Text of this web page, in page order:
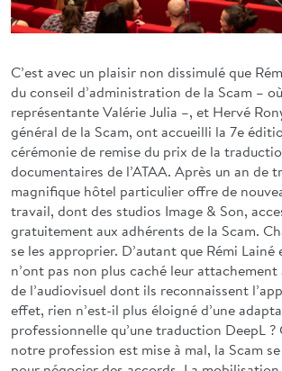
C’est avec un plaisir non dissimulé que
du conseil d’administration de la Scam –
représentante Valérie Julia –, et Hervé
général de la Scam, ont accueilli la 7e
cérémonie de remise du prix de la
documentaires de l’ATAA. Après un an de
magnifique hôtel particulier offre de
travail, dont des studios Image & Son,
gratuitement aux adhérents de la Scam.
se les approprier. D’autant que Rémi
n’ont pas non plus caché leur
de l’audiovisuel dont ils reconnaissent
effet, rien n’est-il plus éloigné d’une
professionnelle qu’une traduction DeepL ?
notre profession est mise à mal, la Scam